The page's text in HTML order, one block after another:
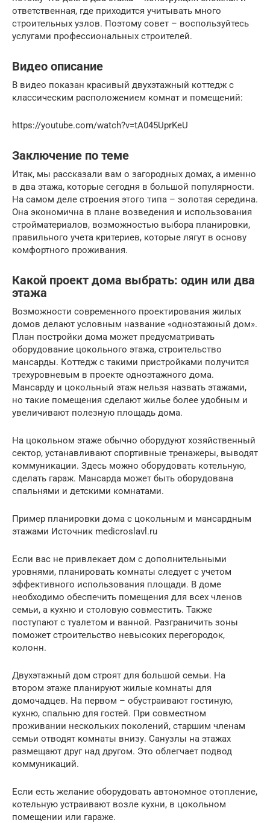
ответственная, где приходится учитывать много
строительных узлов. Поэтому совет – воспользуйтесь
услугами профессиональных строителей.
Видео описание
В видео показан красивый двухэтажный коттедж с
классическим расположением комнат и помещений:
https://youtube.com/watch?v=tA045UprKeU
Заключение по теме
Итак, мы рассказали вам о загородных домах, а именно
в два этажа, которые сегодня в большой популярности.
На самом деле строения этого типа – золотая середина.
Она экономична в плане возведения и использования
стройматериалов, возможностью выбора планировки,
правильного учета критериев, которые лягут в основу
комфортного проживания.
Какой проект дома выбрать: один или два
этажа
Возможности современного проектирования жилых
домов делают условным название «одноэтажный дом».
План постройки дома может предусматривать
оборудование цокольного этажа, строительство
мансарды. Коттедж с такими пристройками получится
трехуровневым в проекте одноэтажного дома.
Мансарду и цокольный этаж нельзя назвать этажами,
но такие помещения сделают жилье более удобным и
увеличивают полезную площадь дома.
На цокольном этаже обычно оборудуют хозяйственный
сектор, устанавливают спортивные тренажеры, выводят
коммуникации. Здесь можно оборудовать котельную,
сделать гараж. Мансарда может быть оборудована
спальнями и детскими комнатами.
Пример планировки дома с цокольным и мансардным
этажами Источник medicroslavl.ru
Если вас не привлекает дом с дополнительными
уровнями, планировать комнаты следует с учетом
эффективного использования площади. В доме
необходимо обеспечить помещения для всех членов
семьи, а кухню и столовую совместить. Также
поступают с туалетом и ванной. Разграничить зоны
поможет строительство невысоких перегородок,
колонн.
Двухэтажный дом строят для большой семьи. На
втором этаже планируют жилые комнаты для
домочадцев. На первом – обустраивают гостиную,
кухню, спальню для гостей. При совместном
проживании нескольких поколений, старшим членам
семьи отводят комнаты внизу. Санузлы на этажах
размещают друг над другом. Это облегчает подвод
коммуникаций.
Если есть желание оборудовать автономное отопление,
котельную устраивают возле кухни, в цокольном
помещении или гараже.